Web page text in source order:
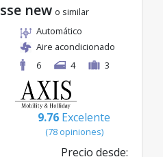
new o similar
Automático
Aire acondicionado
6
4 3
9.76 Excelente
(78 opiniones)
Precio desde: